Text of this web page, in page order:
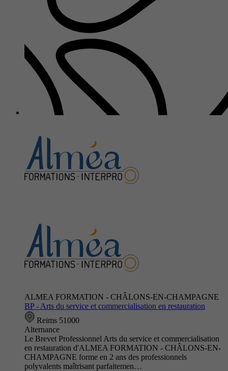
ALMEA FORMATION - CHÂLONS-EN-CHAMPAGNE
BP - Arts du service et commercialisation en restauration
Reims 51000
Alternance
Le Brevet Professionnel Arts du service et commercialisation
en restauration d'ALMEA FORMATION - CHÂLONS-EN-
CHAMPAGNE forme en 2 ans des professionnels
polyvalents maîtrisant parfaitemen…